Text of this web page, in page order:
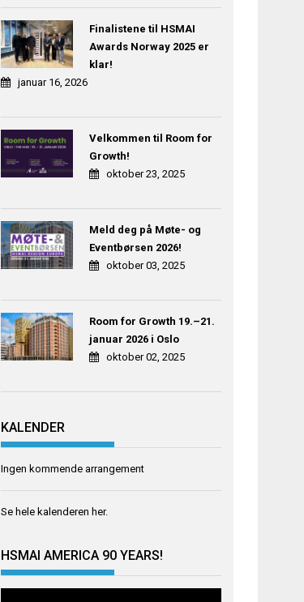
Finalistene til HSMAI
Awards Norway 2025 er
klar!
januar 16, 2026
Velkommen til Room for
Growth!
oktober 23, 2025
Meld deg på Møte- og
Eventbørsen 2026!
oktober 03, 2025
Room for Growth 19.–21.
januar 2026 i Oslo
oktober 02, 2025
KALENDER
Ingen kommende arrangement
Se hele kalenderen her.
HSMAI AMERICA 90 YEARS!